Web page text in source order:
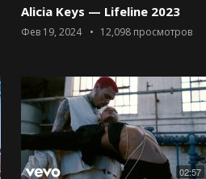
Alicia Keys — Lifeline 2023
Фев 19, 2024 12,098 просмотров
02:57